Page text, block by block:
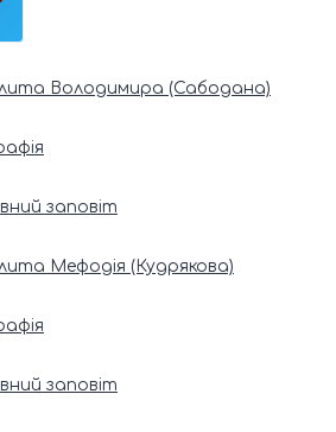
Володимира (Сабодана)
заповіт
Мефодія (Кудрякова)
заповіт